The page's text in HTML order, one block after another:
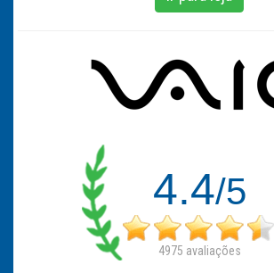
4.4/5
4975 avaliações